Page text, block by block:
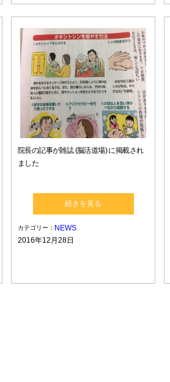
院長の記事が雑誌 (脳活道場) に掲載され
ました
続きを見る
カテゴリー： NEWS
2016年12月28日